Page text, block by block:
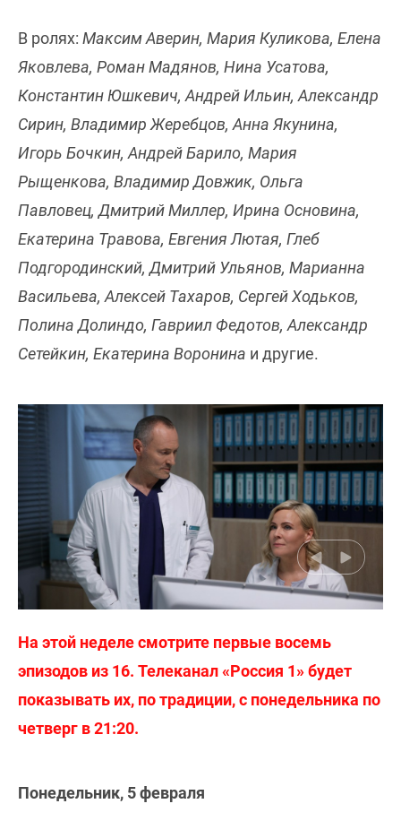
В ролях: Максим Аверин, Мария Куликова, Елена
Яковлева, Роман Мадянов, Нина Усатова,
Константин Юшкевич, Андрей Ильин, Александр
Сирин, Владимир Жеребцов, Анна Якунина,
Игорь Бочкин, Андрей Барило, Мария
Рыщенкова, Владимир Довжик, Ольга
Павловец, Дмитрий Миллер, Ирина Основина,
Екатерина Травова, Евгения Лютая, Глеб
Подгородинский, Дмитрий Ульянов, Марианна
Васильева, Алексей Тахаров, Сергей Ходьков,
Полина Долиндо, Гавриил Федотов, Александр
Сетейкин, Екатерина Воронина и другие.
На этой неделе смотрите первые восемь
эпизодов из 16. Телеканал «Россия 1» будет
показывать их, по традиции, с понедельника по
четверг в 21:20.
Понедельник, 5 февраля